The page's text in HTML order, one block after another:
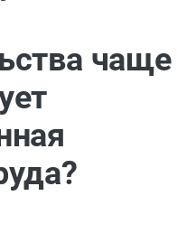
чаще